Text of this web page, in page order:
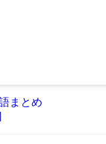
まとめ